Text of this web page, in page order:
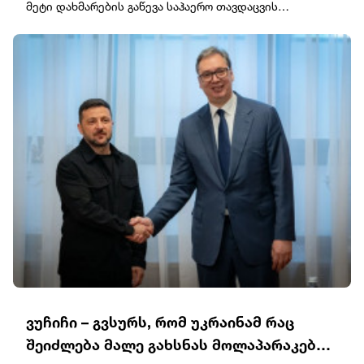
მეტი დახმარების გაწევა საჰაერო თავდაცვის
რაკეტებს ყოველთვიურად მიაწვდის. ჩვენ შეთანხმება
გვაქვს“, - განაცხადა ზელენსკიმ.ამავდროულად, მან
აღნიშნა, რომ ეს რაკეტები საკმარისი არ იქნება.ბოლო
დროს რუსებმა უკრაინის ქალაქებზე საჰაერო
დარტყმები გააძლიერეს. Patriot-ის სისტემების
რაკეტების დეფიციტის გამო, უკრაინა ბალისტიკური
რაკეტების ჩამოგდებას ვერ ახერხებს. პრეზიდენტმა
ვოლოდიმირ ზელენსკიმ მოუწოდა პარტნიორებს, არ
გადადონ ბალისტიკური რაკეტების ჩამჭრელი
სისტემების მიწოდება, რადგან დაგვიანება
უკრაინელებს სიცოცხლის ფასად უჯდებათ.
ვუჩიჩი – გვსურს, რომ უკრაინამ რაც
შეიძლება მალე გახსნას მოლაპარაკების